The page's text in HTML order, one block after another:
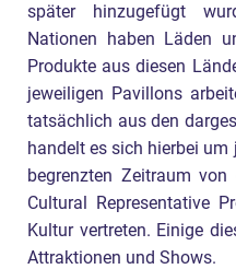
später hinzugefügt
Nationen haben Läden
Produkte aus diesen
jeweiligen Pavillons
tatsächlich aus den
handelt es sich hierbei
begrenzten Zeitraum
Cultural Representative
Kultur vertreten. Einige
Attraktionen und Shows.